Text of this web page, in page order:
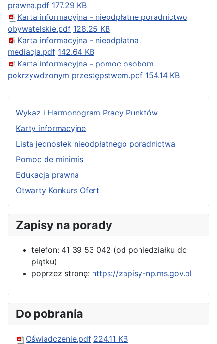
prawna.pdf 177.29 KB
Karta informacyjna - nieodpłatne poradnictwo
obywatelskie.pdf 128.25 KB
Karta informacyjna - nieodpłatna
mediacja.pdf 142.64 KB
Karta informacyjna - pomoc osobom
pokrzywdzonym przestępstwem.pdf 154.14 KB
Wykaz i Harmonogram Pracy Punktów
Karty informacyjne
Lista jednostek nieodpłatnego poradnictwa
Pomoc de minimis
Edukacja prawna
Otwarty Konkurs Ofert
Zapisy na porady
telefon: 41 39 53 042 (od poniedziałku do
piątku)
poprzez stronę: https://zapisy-np.ms.gov.pl
Do pobrania
Oświadczenie.pdf 224.11 KB